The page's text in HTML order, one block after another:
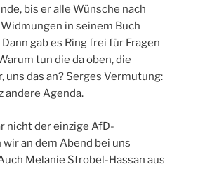
bis er alle Wünsche nach
in seinem Buch
gab es Ring frei für Fragen
tun die da oben, die
uns das an? Serges Vermutung:
andere Agenda.
nicht der einzige AfD-
an dem Abend bei uns
Melanie Strobel-Hassan aus